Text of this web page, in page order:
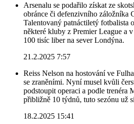
Arsenalu se podařilo získat ze
obránce či defenzivního záložníka
Talentovaný patnáctiletý fotbalista
některé kluby z Premier League a
100 tisíc liber na sever Londýna.
21.2.2025 7:57
Reiss Nelson na hostování ve
se zraněními. Nyní musel kvůli
podstoupit operaci a podle trenéra
přibližně 10 týdnů, tuto sezónu už
18.2.2025 15:41